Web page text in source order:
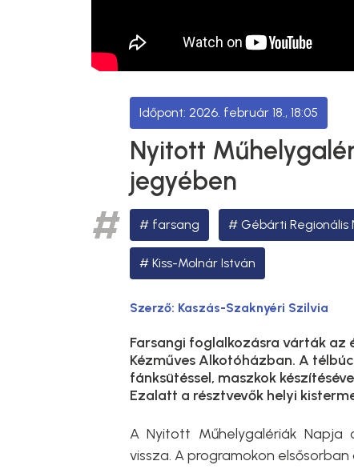
2026. február 18., 18:05
Nyitott
jegyében
farsang Gébárti Regionális
Kiss-Molnár István
Szerző: Kaszás-Szaknyéri Szilvia
Farsangi foglalkozásra várták az
Kézműves Alkotóházban. A
fánksütéssel, maszkok
Ezalatt a résztvevők helyi
A Nyitott Műhelygalériák
vissza. A programokon